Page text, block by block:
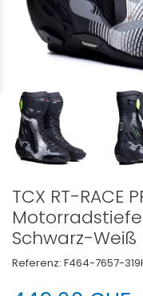
TCX RT-RACE
Schwarz-Weiß
Referenz: F464-7657-